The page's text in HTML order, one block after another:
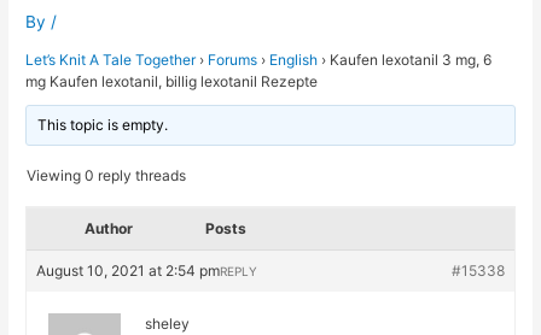
By /
Let’s Knit A Tale Together › Forums › English › Kaufen lexotanil 3 mg, 6
mg Kaufen lexotanil, billig lexotanil Rezepte
This topic is empty.
Viewing 0 reply threads
Author Posts
August 10, 2021 at 2:54 pm #15338
REPLY
sheley